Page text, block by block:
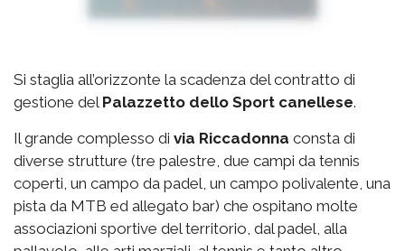
Si staglia all’orizzonte la scadenza del contratto di
gestione del Palazzetto dello Sport canellese.
Il grande complesso di via Riccadonna consta di
diverse strutture (tre palestre, due campi da tennis
coperti, un campo da padel, un campo polivalente, una
pista da MTB ed allegato bar) che ospitano molte
associazioni sportive del territorio, dal padel, alla